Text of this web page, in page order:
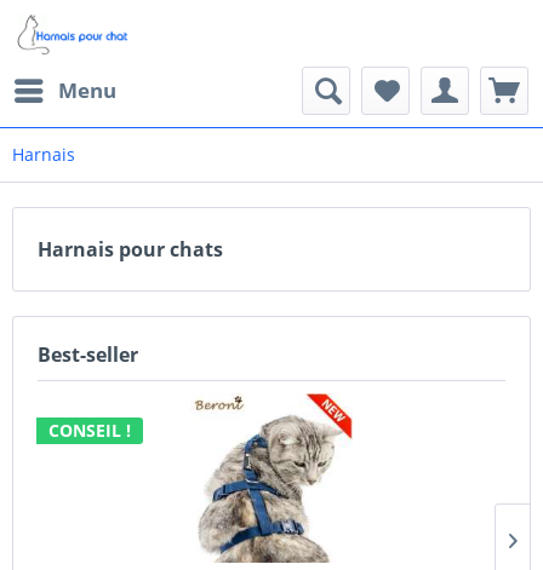
Menu
Harnais
Harnais pour chats
Best-seller
CONSEIL !